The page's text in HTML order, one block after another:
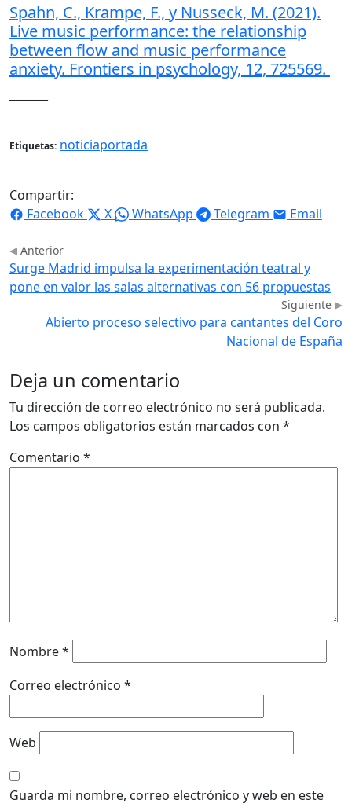
Spahn, C., Krampe, F., y Nusseck, M. (2021).
Live music performance: the relationship
between flow and music performance
anxiety. Frontiers in psychology, 12, 725569.
Etiquetas: noticiaportada
Compartir:
Facebook
X WhatsApp Telegram Email
Anterior
Surge Madrid impulsa la experimentación teatral y
pone en valor las salas alternativas con 56 propuestas
Siguiente
Abierto proceso selectivo para cantantes del Coro
Nacional de España
Deja un comentario
Tu dirección de correo electrónico no será publicada.
Los campos obligatorios están marcados con *
Comentario *
Nombre*
Correo electrónico *
Web
Guarda mi nombre, correo electrónico y web en este